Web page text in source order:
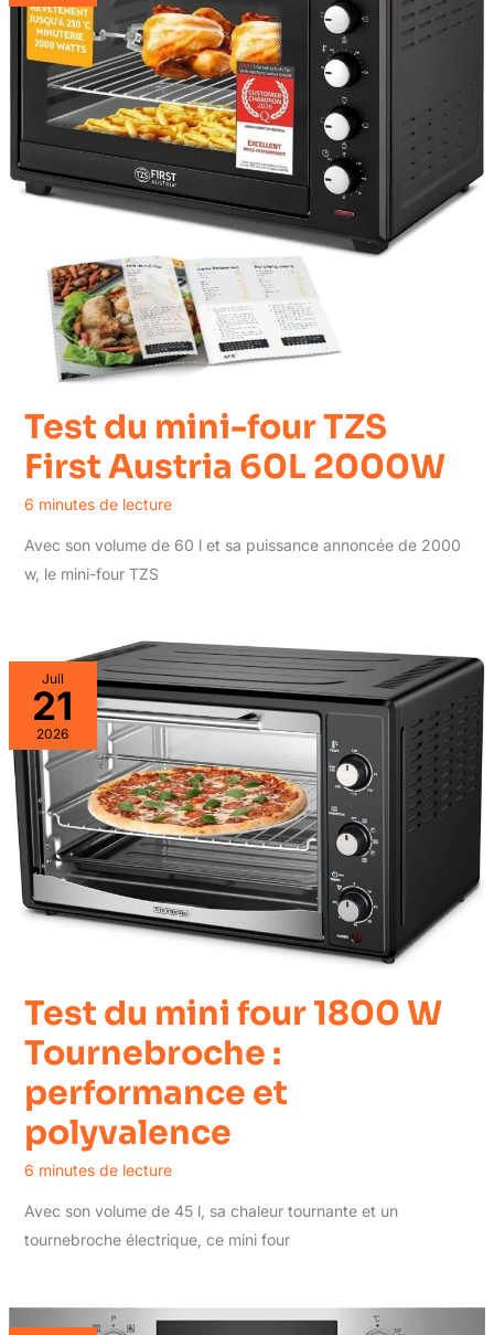
Test du mini-four TZS
First Austria 60L 2000W
6 minutes de lecture
Avec son volume de 60 l et sa puissance annoncée de 2000
w, le mini-four TZS
Juil
21
2026
Test du mini four 1800 W
Tournebroche :
performance et
polyvalence
6 minutes de lecture
Avec son volume de 45 l, sa chaleur tournante et un
tournebroche électrique, ce mini four